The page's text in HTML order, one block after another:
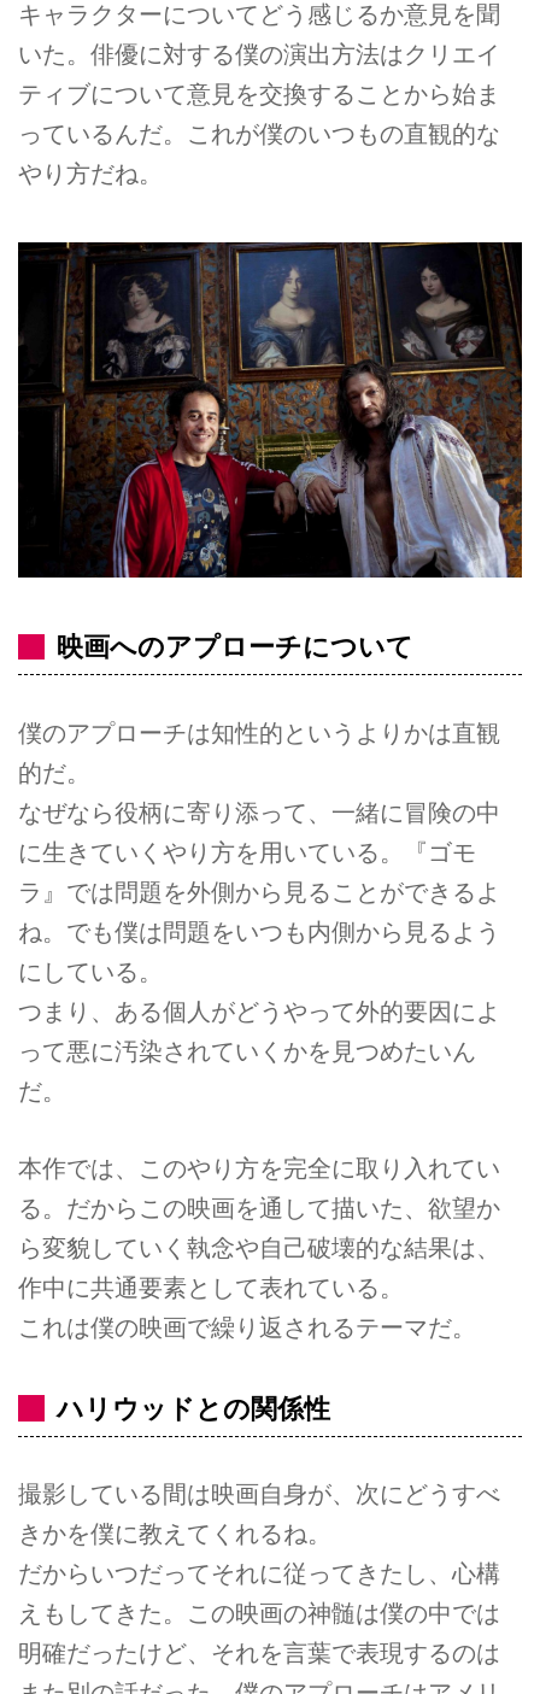
キャラクターについてどう感じるか意見を聞
いた。俳優に対する僕の演出方法はクリエイ
ティブについて意見を交換することから始ま
っているんだ。これが僕のいつもの直観的な
やり方だね。
映画へのアプローチについて
僕のアプローチは知性的というよりかは直観
的だ。
なぜなら役柄に寄り添って、一緒に冒険の中
に生きていくやり方を用いている。『ゴモ
ラ』では問題を外側から見ることができるよ
ね。でも僕は問題をいつも内側から見るよう
にしている。
つまり、ある個人がどうやって外的要因によ
って悪に汚染されていくかを見つめたいん
だ。
本作では、このやり方を完全に取り入れてい
る。だからこの映画を通して描いた、欲望か
ら変貌していく執念や自己破壊的な結果は、
作中に共通要素として表れている。
これは僕の映画で繰り返されるテーマだ。
ハリウッドとの関係性
撮影している間は映画自身が、次にどうすべ
きかを僕に教えてくれるね。
だからいつだってそれに従ってきたし、心構
えもしてきた。この映画の神髄は僕の中では
明確だったけど、それを言葉で表現するのは